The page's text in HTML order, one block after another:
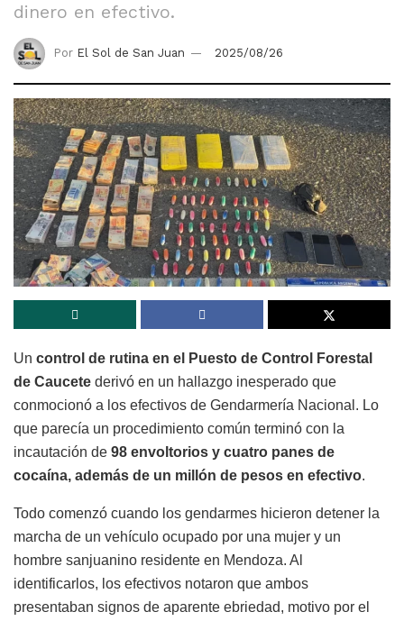
dinero en efectivo.
Por El Sol de San Juan 2025/08/26
Un control de rutina en el Puesto de Control Forestal
de Caucete derivó en un hallazgo inesperado que
conmocionó a los efectivos de Gendarmería Nacional. Lo
que parecía un procedimiento común terminó con la
incautación de 98 envoltorios y cuatro panes de
cocaína, además de un millón de pesos en efectivo.
Todo comenzó cuando los gendarmes hicieron detener la
marcha de un vehículo ocupado por una mujer y un
hombre sanjuanino residente en Mendoza. Al
identificarlos, los efectivos notaron que ambos
presentaban signos de aparente ebriedad, motivo por el